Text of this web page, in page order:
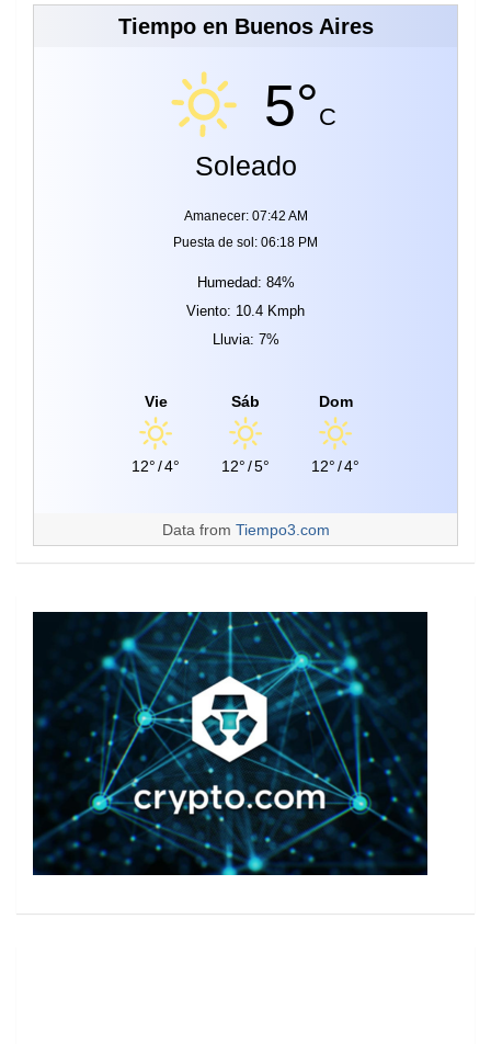
Tiempo en Buenos Aires
5°C
Soleado
Amanecer: 07:42 AM
Puesta de sol: 06:18 PM
Humedad: 84%
Viento: 10.4 Kmph
Lluvia: 7%
Vie
12°/4°
Sáb
12°/5°
Dom
12°/4°
Data from Tiempo3.com